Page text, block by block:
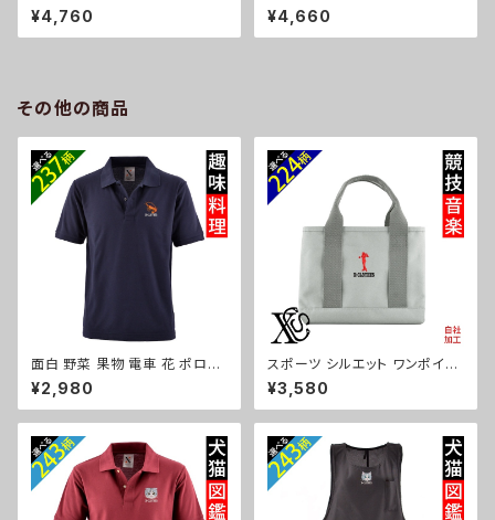
ート ショルダーバッグ カジュア
ル 軽量 レディース メンズ 雑貨
グッズ 自社ブランド 柄 馬 豚 魚
¥4,760
撥水 ナイロン ナップサック メン
ズ 大容量 ジム サブバッグ レデ
ィース 雑貨 グッズ 自社ブランド
¥4,660
その他の商品
面白 野菜 果物 電車 花 ポロシ
ャツ リアル 刺繍 プレゼント 半
袖 メンズ オリジナル 無地 ワン
ポイント ロゴ おしゃれ ゴルフ
ズ ori-am-poh2-b09-s
¥2,980
スポーツ シルエット ワンポイン
ト 刺繍 オリジナル 仕分け上手
ミニトートバッグ レディース 仕
切り 便利 トートバック メンズ グ
日 母の日 プレゼントギフト 卒
業 記念品 部活 卒団 サッカー
バスケ テニス 誕生日 ori-a-ba
g25-g08-s
¥3,580